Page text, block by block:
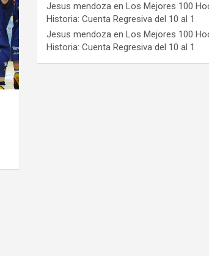
Jesus mendoza enLos Mejores 100
Historia: Cuenta Regresiva del 10 al 1
Jesus mendoza enLos Mejores 100
Historia: Cuenta Regresiva del 10 al 1